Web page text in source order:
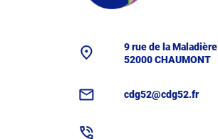
9 rue de la Maladière
52000 CHAUMONT
cdg52@cdg52.fr